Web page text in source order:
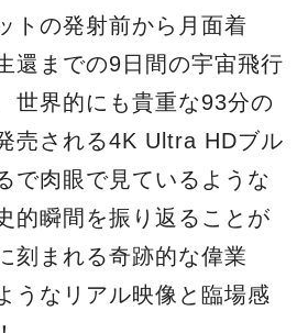
トの発射前から月面着
還までの9日間の宇宙飛行
世界的にも貴重な93分の
売される4K Ultra HDブル
で肉眼で見ているような
的瞬間を振り返ることが
刻まれる奇跡的な偉業
うなリアル映像と臨場感